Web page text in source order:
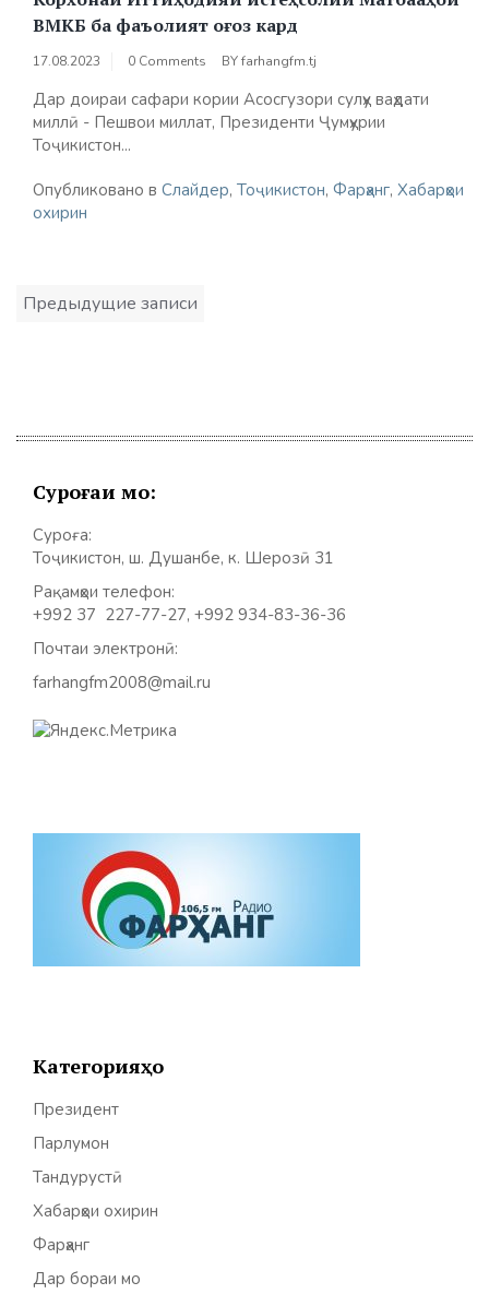
ВМКБ ба фаъолият оғоз кард
17.08.2023 0 Comments BYfarhangfm.tj
Дар доираи сафари кории Асосгузори сулҳу ваҳдати
миллӣ - Пешвои миллат, Президенти Ҷумҳурии
Тоҷикистон...
Опубликовано в Слайдер, Тоҷикистон, Фарҳанг, Хабарҳои
охирин
Навигация
по
Предыдущие записи
Суроғаи мо:
Суроға:
Тоҷикистон, ш. Душанбе, к. Шерозӣ 31
Рақамҳои телефон:
+992 37 227-77-27, +992 934-83-36-36
Почтаи электронӣ:
farhangfm2008@mail.ru
Категорияҳо
Президент
Парлумон
Тандурустӣ
Хабарҳои охирин
Фарҳанг
Дар бораи мо